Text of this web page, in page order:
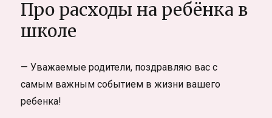
Про расходы на ребёнка в
школе
— Уважаемые родители, поздравляю вас с
самым важным событием в жизни вашего
ребенка!